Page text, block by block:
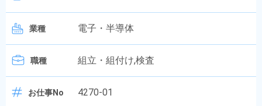
業種 電子・半導体
職種 組立・組付け,検査
お仕事No 4270-01